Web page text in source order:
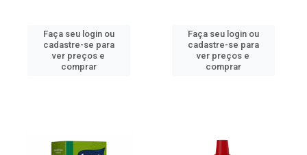
Faça seu login ou
cadastre-se para
ver preços e
comprar
Faça seu login ou
cadastre-se para
ver preços e
comprar